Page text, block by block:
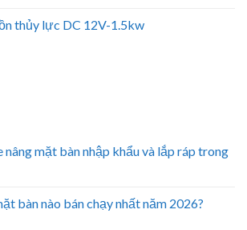
thủy lực DC 12V-1.5kw
nâng mặt bàn nhập khẩu và lắp ráp trong
bàn nào bán chạy nhất năm 2026?